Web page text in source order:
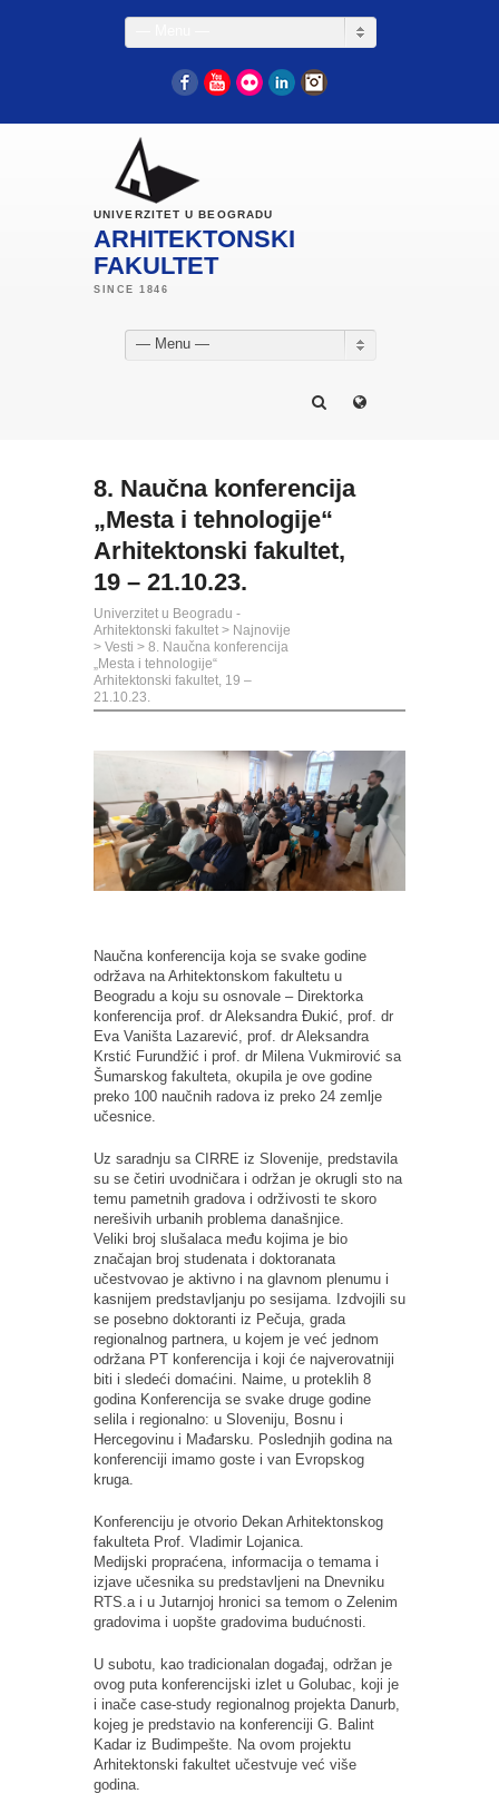
FacebookYouTube
Flickr LinkedIn
UNIVERZITET U BEOGRADU
ARHITEKTONSKI
FAKULTET
— Menu —
8. Naučna konferencija
„Mesta i tehnologije“
Arhitektonski fakultet,
19 – 21.10.23.
Univerzitet u Beogradu -
Arhitektonski fakultet > Najnovije
> Vesti > 8. Naučna konferencija
„Mesta i tehnologije“
Arhitektonski fakultet, 19 –
21.10.23.
Naučna konferencija koja se svake godine
održava na Arhitektonskom fakultetu u
Beogradu a koju su osnovale – Direktorka
konferencija prof. dr Aleksandra Đukić, prof. dr
Eva Vaništa Lazarević, prof. dr Aleksandra
Krstić Furundžić i prof. dr Milena Vukmirović sa
Šumarskog fakulteta, okupila je ove godine
preko 100 naučnih radova iz preko 24 zemlje
učesnice.
Uz saradnju sa CIRRE iz Slovenije, predstavila
su se četiri uvodničara i održan je okrugli sto na
temu pametnih gradova i održivosti te skoro
nerešivih urbanih problema današnjice.
Veliki broj slušalaca među kojima je bio
značajan broj studenata i doktoranata
učestvovao je aktivno i na glavnom plenumu i
kasnijem predstavljanju po sesijama. Izdvojili su
se posebno doktoranti iz Pečuja, grada
regionalnog partnera, u kojem je već jednom
održana PT konferencija i koji će najverovatniji
biti i sledeći domaćini. Naime, u proteklih 8
godina Konferencija se svake druge godine
selila i regionalno: u Sloveniju, Bosnu i
Hercegovinu i Mađarsku. Poslednjih godina na
konferenciji imamo goste i van Evropskog
kruga.
Konferenciju je otvorio Dekan Arhitektonskog
fakulteta Prof. Vladimir Lojanica.
Medijski propraćena, informacija o temama i
izjave učesnika su predstavljeni na Dnevniku
RTS.a i u Jutarnjoj hronici sa temom o Zelenim
gradovima i uopšte gradovima budućnosti.
U subotu, kao tradicionalan događaj, održan je
ovog puta konferencijski izlet u Golubac, koji je
i inače case-study regionalnog projekta Danurb,
kojeg je predstavio na konferenciji G. Balint
Kadar iz Budimpešte. Na ovom projektu
Arhitektonski fakultet učestvuje već više
godina.